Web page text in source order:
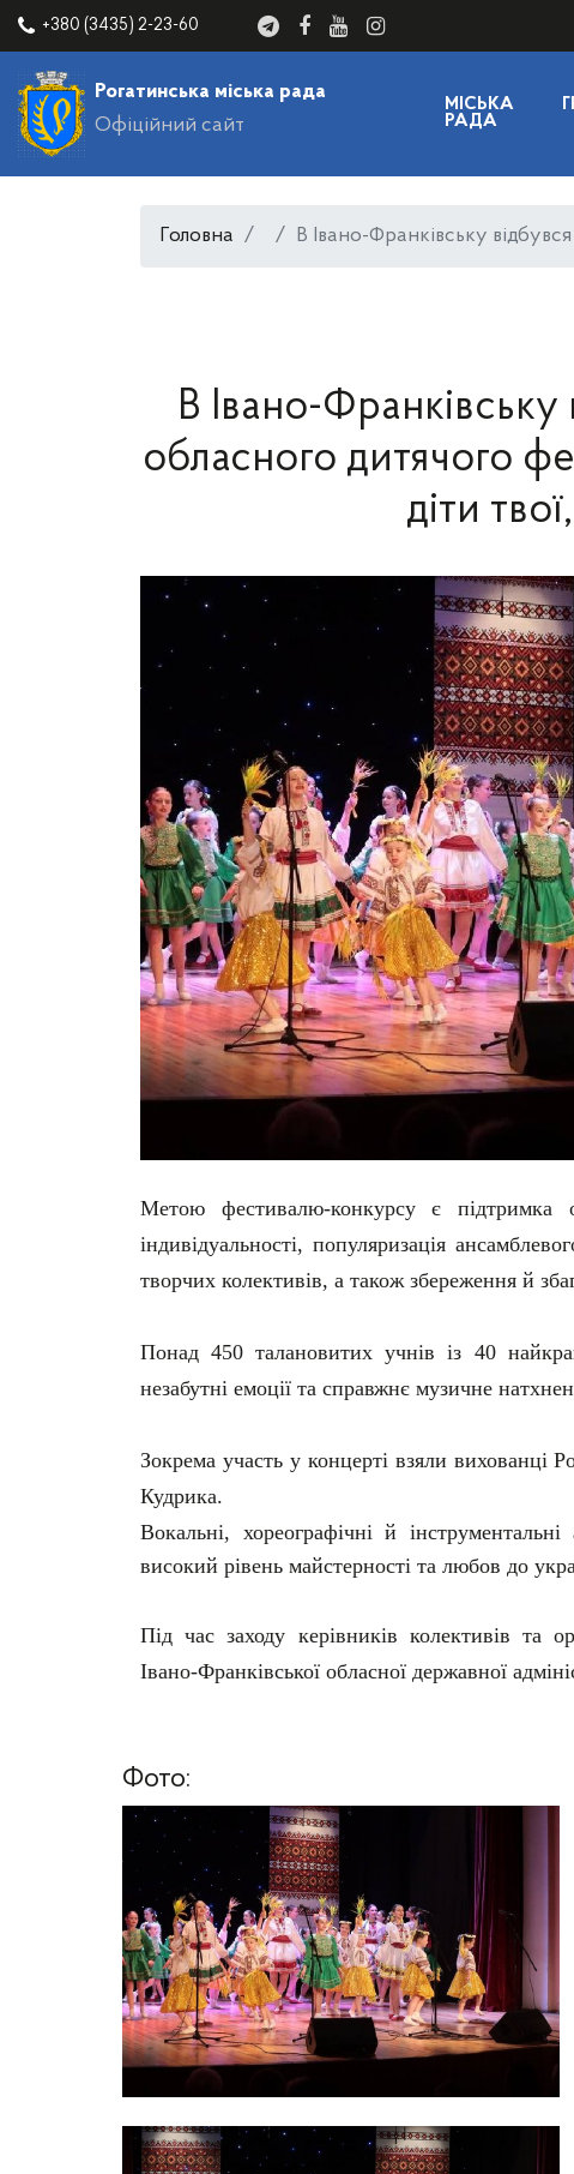
+380 (3435) 2-23-60
Рогатинська міська рада
Офіційний сайт
МІСЬКА
РАДА
Головна В Івано-Франківську
В Івано-Франківську
обласного дитячого
діти
Метою фестивалю-конкурсу є підтримка
індивідуальності, популяризація
творчих колективів, а також збереження й
Понад 450 талановитих учнів із 40
незабутні емоції та справжнє музичне
Зокрема участь у концерті взяли вихованці
Кудрика.
Вокальні, хореографічні й
високий рівень майстерності та любов до
Під час заходу керівників колективів та
Івано-Франківської обласної державної
Фото: